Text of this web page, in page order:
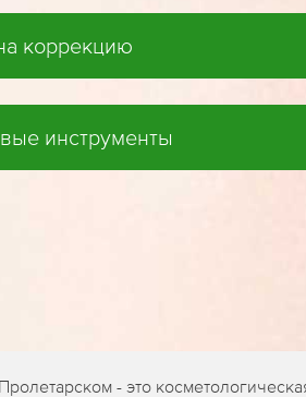
коррекцию
инструменты
- это